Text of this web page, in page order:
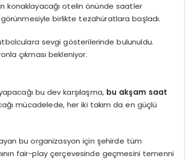
konaklayacağı otelin önünde saatler
birlikte tezahüratlara başladı.
sevgi gösterilerinde bulunuldu.
çıkması bekleniyor.
bu dev karşılaşma, bu akşam saat
mücadelede, her iki takım da en güçlü
bu organizasyon için şehirde tüm
fair-play çerçevesinde geçmesini temenni